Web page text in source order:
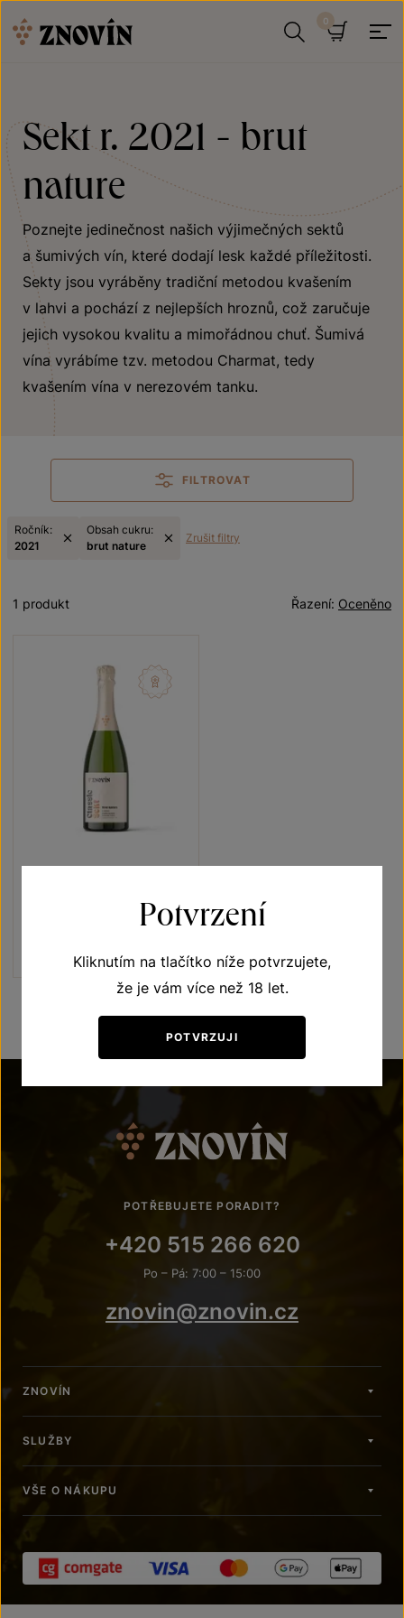
Sekt r. 2021 - brut
nature
Poznejte jedinečnost našich výjimečných sektů
a šumivých vín, které dodají lesk každé příležitosti.
Sekty jsou vyráběny tradiční metodou kvašením
v lahvi a pochází z nejlepších hroznů, což zaručuje
jejich vysokou kvalitu a mimořádnou chuť. Šumivá
vína vyrábíme tzv. metodou Charmat, tedy
kvašením vína v nerezovém tanku.
FILTROVAT
Ročník:
2021
Obsah cukru:
brut nature
Zrušit filtry
Oceněno
Řazení:
1 produkt
Znovín Classic Brut nature
jakostní šumivé víno 2021
230 Kč
POTŘEBUJETE PORADIT?
+420 515 266 620
Po – Pá: 7:00 – 15:00
znovin@znovin.cz
ZNOVÍN
SLUŽBY
VŠE O NÁKUPU
Potvrzení
Kliknutím na tlačítko níže potvrzujete,
že je vám více než 18 let.
POTVRZUJI